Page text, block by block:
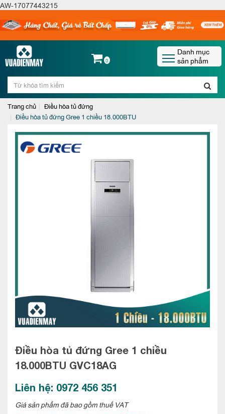
AW-17077443215
0
Danh mục
sản phẩm
Trang chủ
Điều hòa tủ đứng
Điều hòa tủ đứng Gree 1 chiều 18.000BTU
Điều hòa tủ đứng Gree 1 chiều
18.000BTU GVC18AG
Liên hệ: 0972 456 351
Giá sản phẩm đã bao gồm thuế VAT